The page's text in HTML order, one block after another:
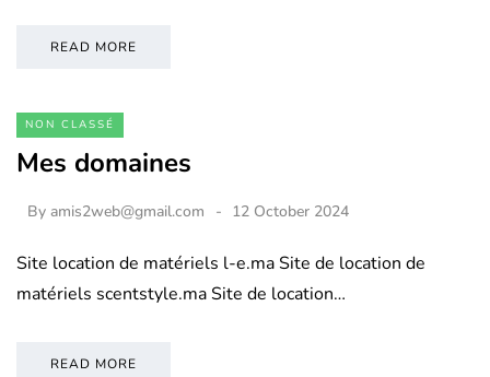
READ MORE
NON CLASSÉ
Mes domaines
By amis2web@gmail.com 12 October 2024
Site location de matériels l-e.ma Site de location de
matériels scentstyle.ma Site de location…
READ MORE